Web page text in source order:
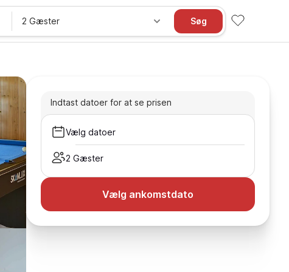
2 Gæster Søg
Indtast datoer for at se prisen
Vælg datoer
2 Gæster
Vælg ankomstdato